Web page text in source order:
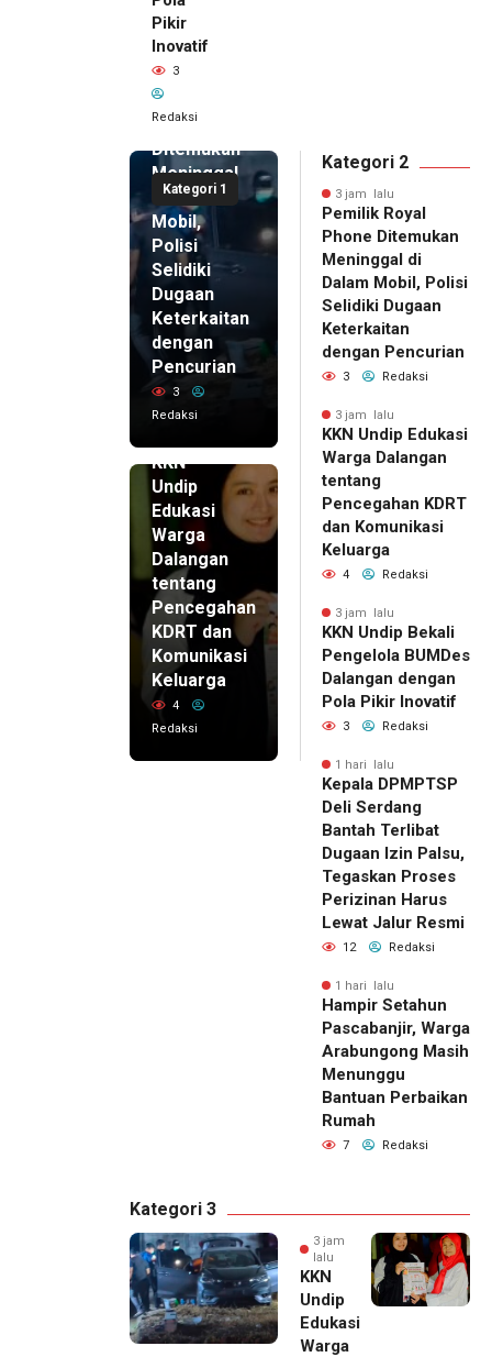
Pikir
Inovatif
3
Redaksi
Kategori 1
3 jam lalu
Pemilik
Royal
Phone
Ditemukan
Meninggal
di Dalam
Mobil,
Polisi
Selidiki
Dugaan
Keterkaitan
dengan
Pencurian
3
Redaksi
KKN
Undip
Edukasi
Warga
Dalangan
tentang
Pencegahan
KDRT dan
Komunikasi
Keluarga
4
Redaksi
Kategori 2
3 jam lalu
Pemilik Royal
Phone Ditemukan
Meninggal di
Dalam Mobil, Polisi
Selidiki Dugaan
Keterkaitan
dengan Pencurian
3 Redaksi
3 jam lalu
KKN Undip Edukasi
Warga Dalangan
tentang
Pencegahan KDRT
dan Komunikasi
Keluarga
4 Redaksi
3 jam lalu
KKN Undip Bekali
Pengelola BUMDes
Dalangan dengan
Pola Pikir Inovatif
3 Redaksi
1 hari lalu
Kepala DPMPTSP
Deli Serdang
Bantah Terlibat
Dugaan Izin Palsu,
Tegaskan Proses
Perizinan Harus
Lewat Jalur Resmi
12 Redaksi
1 hari lalu
Hampir Setahun
Pascabanjir, Warga
Arabungong Masih
Menunggu
Bantuan Perbaikan
Rumah
7 Redaksi
Kategori 3
3 jam
lalu
KKN
Undip
Edukasi
Warga